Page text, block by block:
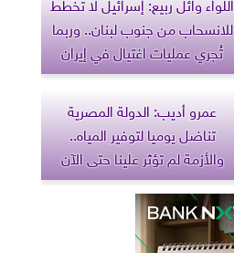
للانسحاب من جنوب لبنان.. وربما
تُجري عمليات اغتيال في إيران
عمرو أديب: الدولة المصرية
تناضل يوميا لتوفير المياه..
والأزمة لم تؤثر علينا حتى الآن